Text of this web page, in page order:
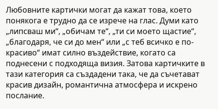
Любовните картички могат да кажат това, което
понякога е трудно да се изрече на глас. Думи като
„липсваш ми“, „обичам те“, „ти си моето щастие“,
„благодаря, че си до мен“ или „с теб всичко е по-
красиво“ имат силно въздействие, когато са
поднесени с подходяща визия. Затова картичките в
тази категория са създадени така, че да съчетават
красив дизайн, романтична атмосфера и искрено
послание.